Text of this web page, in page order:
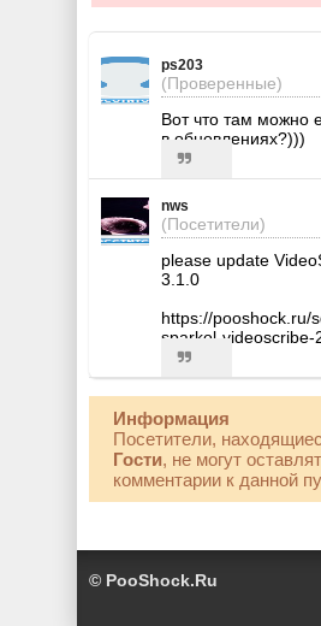
ps203
(Проверенные)
Вот что там можно
в обновлениях?)))
nws
(Посетители)
please update
3.1.0
https://pooshock.ru/
sparkol-videoscribe-
Информация
Посетители,
Гости, не могут
комментарии к данной
© PooShock.Ru